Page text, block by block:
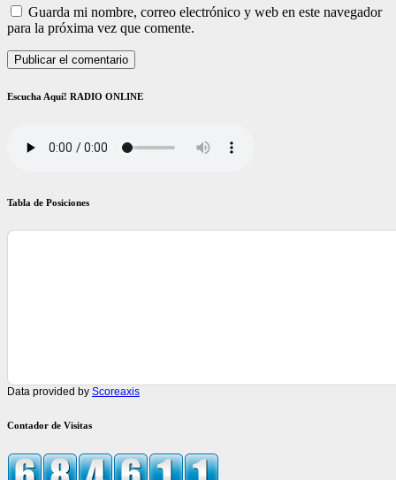
Guarda mi nombre, correo electrónico y web en este navegador
para la próxima vez que comente.
Escucha Aquí! RADIO ONLINE
Tabla de Posiciones
Data provided by Scoreaxis
Contador de Visitas